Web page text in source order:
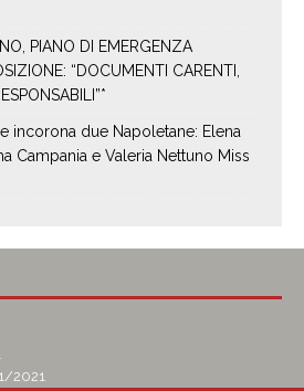
PIANO DI EMERGENZA
“DOCUMENTI CARENTI,
incorona due Napoletane: Elena
Campania e Valeria Nettuno Miss
2021